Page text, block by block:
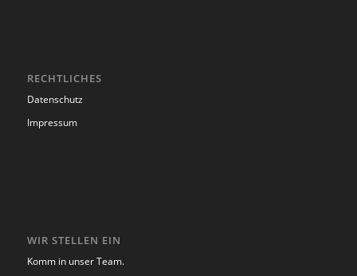
RECHTLICHES
Datenschutz
Impressum
WIR STELLEN EIN
Komm in unser Team.